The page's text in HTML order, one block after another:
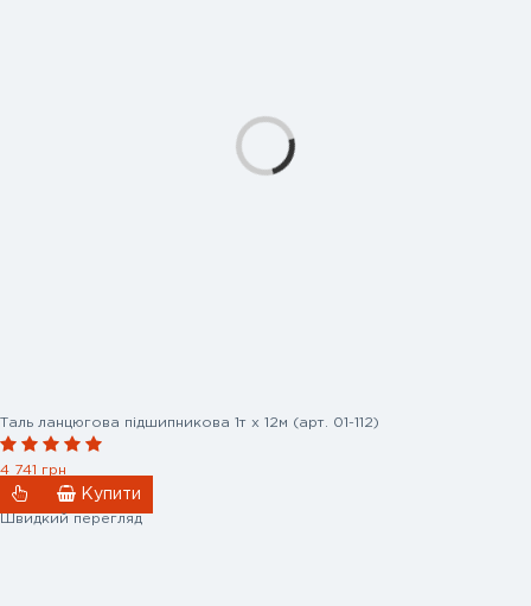
Таль ланцюгова підшипникова 1т х 12м (арт. 01-112)
4 741 грн
Купити
Швидкий перегляд